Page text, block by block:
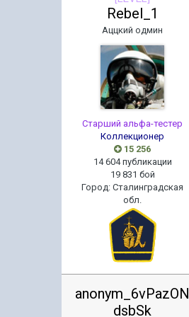
Rebel_1
Аццкий одмин
Старший альфа-тестер
Коллекционер
15 256
14 604 публикации
19 831 бой
Город:Сталинградская
обл.
anonym_6vPazON
dsbSk